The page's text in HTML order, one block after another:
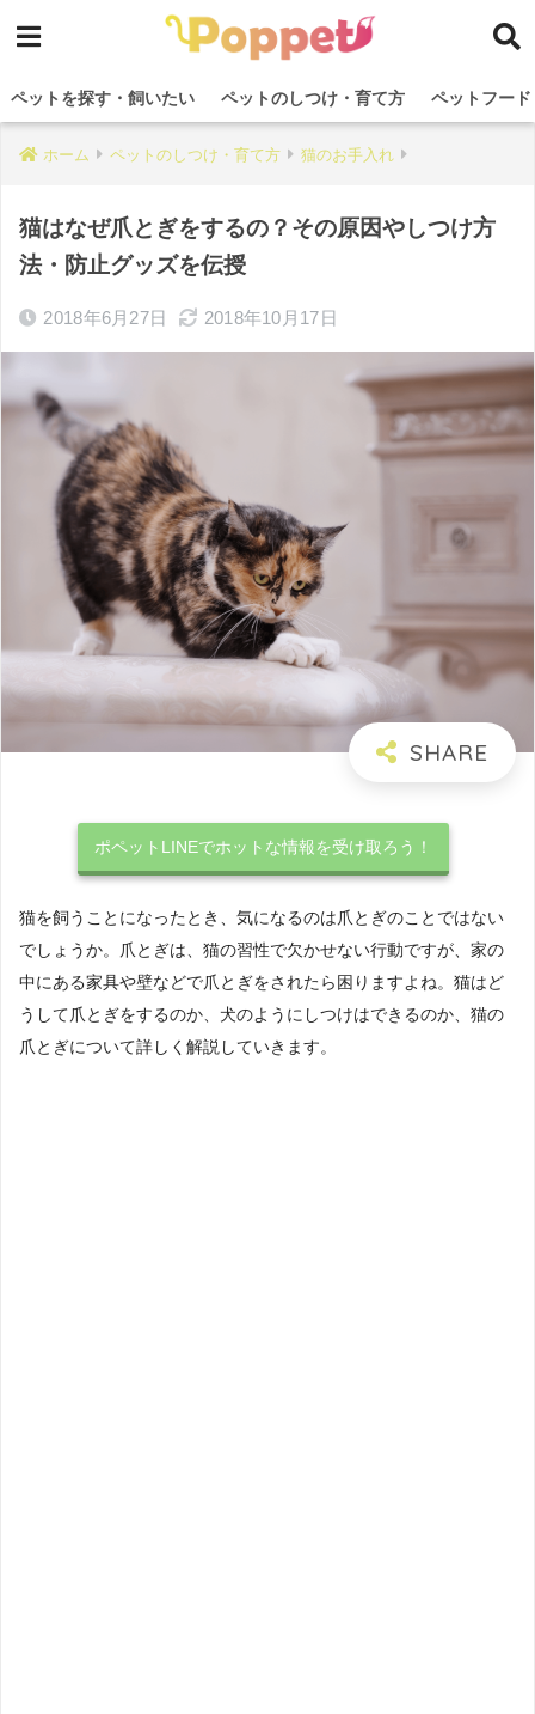
ペットを探す・飼いたい ペットのしつけ・育て方 ペットフー
ホーム ペットのしつけ・育て方 猫のお手入れ
猫はなぜ爪とぎをするの？その原因やしつけ方
法・防止グッズを伝授
2018年6月27日 2018年10月17日
ポペットLINEでホットな情報を受け取ろう！
猫を飼うことになったとき、気になるのは爪とぎのことではない
でしょうか。爪とぎは、猫の習性で欠かせない行動ですが、家の
中にある家具や壁などで爪とぎをされたら困りますよね。猫はど
うして爪とぎをするのか、犬のようにしつけはできるのか、猫の
爪とぎについて詳しく解説していきます。